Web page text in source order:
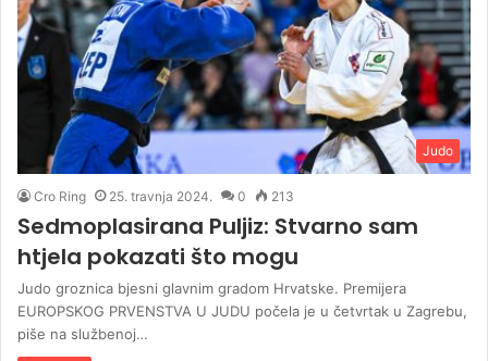
Judo
Cro Ring 25. travnja 2024. 0 213
Sedmoplasirana Puljiz: Stvarno sam
htjela pokazati što mogu
Judo groznica bjesni glavnim gradom Hrvatske. Premijera
EUROPSKOG PRVENSTVA U JUDU počela je u četvrtak u Zagrebu,
piše na službenoj…